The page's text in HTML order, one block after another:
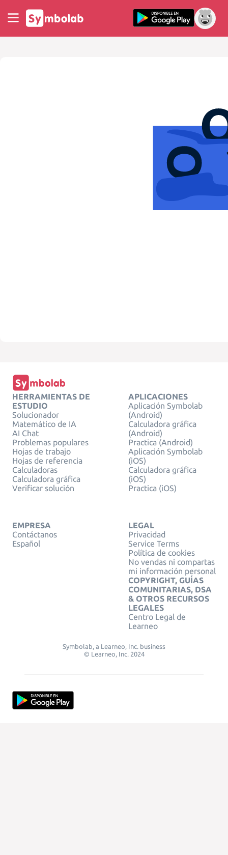
HERRAMIENTAS DE
ESTUDIO
Solucionador
Matemático de IA
AI Chat
Problemas populares
Hojas de trabajo
Hojas de referencia
Calculadoras
Calculadora gráfica
Verificar solución
APLICACIONES
Aplicación Symbolab
(Android)
Calculadora gráfica
(Android)
Practica (Android)
Aplicación Symbolab
(iOS)
Calculadora gráfica
(iOS)
Practica (iOS)
EMPRESA
Contáctanos
Español
LEGAL
Privacidad
Service Terms
Política de cookies
No vendas ni compartas
mi información personal
COPYRIGHT, GUÍAS
COMUNITARIAS, DSA
& OTROS RECURSOS
LEGALES
Centro Legal de
Learneo
Symbolab, a Learneo, Inc. business
© Learneo, Inc. 2024